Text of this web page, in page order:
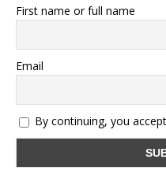
First name or full name
Email
By continuing, you